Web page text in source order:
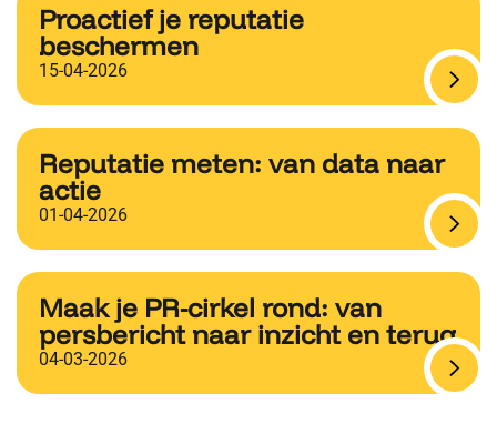
Proactief je reputatie
beschermen
15-04-2026
Reputatie meten: van data naar
actie
01-04-2026
Maak je PR-cirkel rond: van
persbericht naar inzicht en terug
04-03-2026